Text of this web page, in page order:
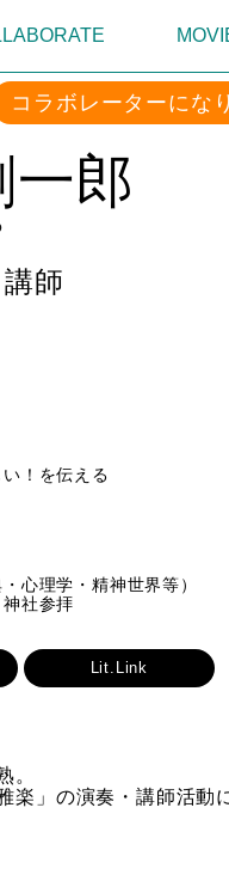
コラボレーターにな
一郎
師
！を伝える
心理学・精神世界等）
拝
Lit.Link
。
楽」の演奏・講師活動